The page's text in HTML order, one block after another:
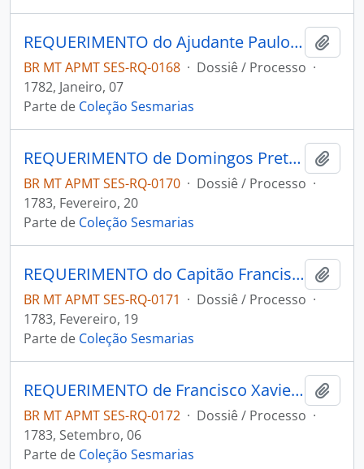
REQUERIMENTO do Ajudante Paulo Fernandes Machado para o Governador e Capitão-General da Capitania de Mato Grosso Luís de Albuquerque de Melo Pereira e Cáceres.
BR MT APMT SES-RQ-0168 · Dossiê / Processo ·
1782, Janeiro, 07
Parte de Coleção Sesmarias
REQUERIMENTO de Domingos Preto Nobre para o Governador e Capitão-General da Capitania de Mato Grosso Luís de Albuquerque de Melo Pereira e Cáceres.
BR MT APMT SES-RQ-0170 · Dossiê / Processo ·
1783, Fevereiro, 20
Parte de Coleção Sesmarias
REQUERIMENTO do Capitão Francisco Rodrigues Silva para o Governador e Capitão-General da Capitania de Mato Grosso Luís de Albuquerque de Melo Pereira e Cáceres.
BR MT APMT SES-RQ-0171 · Dossiê / Processo ·
1783, Fevereiro, 19
Parte de Coleção Sesmarias
REQUERIMENTO de Francisco Xavier do Prado para o Governador e Capitão-General da Capitania de Mato Grosso Luís de Albuquerque de Melo Pereira e Cáceres.
BR MT APMT SES-RQ-0172 · Dossiê / Processo ·
1783, Setembro, 06
Parte de Coleção Sesmarias